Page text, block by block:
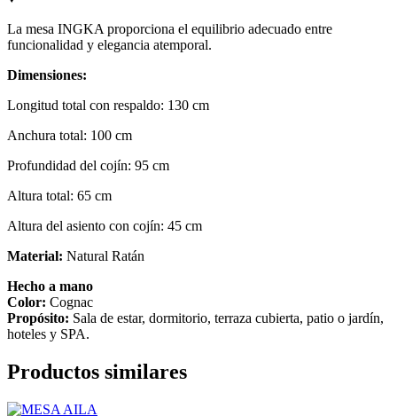
La mesa INGKA proporciona el equilibrio adecuado entre
funcionalidad y elegancia atemporal.
Dimensiones:
Longitud total con respaldo: 130 cm
Anchura total: 100 cm
Profundidad del cojín: 95 cm
Altura total: 65 cm
Altura del asiento con cojín: 45 cm
Material: Natural Ratán
Hecho a mano
Color: Cognac
Propósito: Sala de estar, dormitorio, terraza cubierta, patio o jardín,
hoteles y SPA.
Productos similares